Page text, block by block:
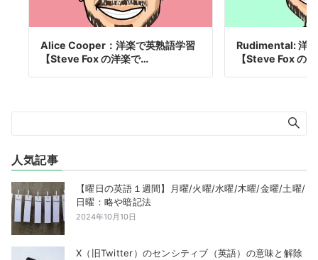
Alice Cooper：洋楽で英熟語学習
【Steve Fox の洋楽で…
Rudimental: 洋
【Steve Fox の
人気記事
【曜日の英語１週間】月曜/火曜/水曜/木曜/金曜/土曜/
日曜：略や暗記法
2024年10月10日
X（旧Twitter）のセンシティブ（英語）の意味と解除